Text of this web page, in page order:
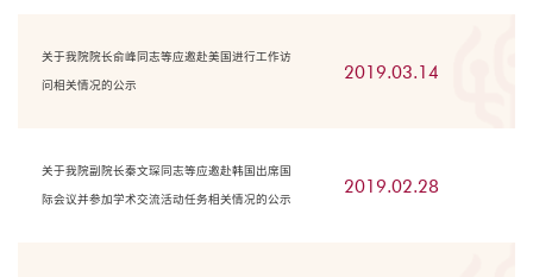
关于我院院长俞峰同志等应邀赴美国进行工作访
问相关情况的公示
2019.03.14
关于我院副院长秦文琛同志等应邀赴韩国出席国
际会议并参加学术交流活动任务相关情况的公示
2019.02.28